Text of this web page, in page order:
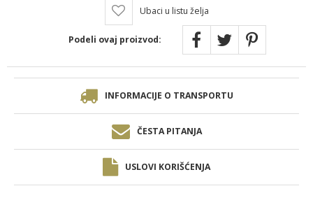
Ubaci u listu želja
Podeli ovaj proizvod:
INFORMACIJE O TRANSPORTU
ČESTA PITANJA
USLOVI KORIŠĆENJA